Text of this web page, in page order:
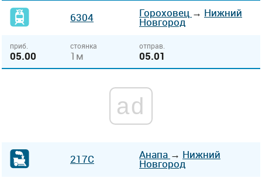
6304 Гороховец → Нижний
Новгород
приб.
05.00
стоянка
1м
отправ.
05.01
ad
217С Анапа → Нижний
Новгород